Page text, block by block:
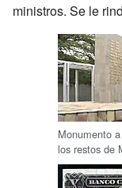
ministros. Se le
Monumento
los restos de